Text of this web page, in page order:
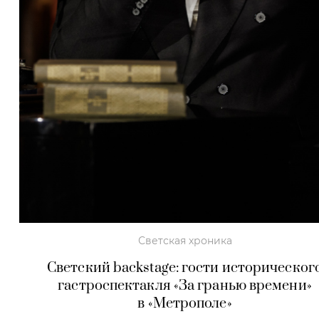
Светская хроника
Светский backstage: гости
гастроспектакля «За гранью времени»
в «Метрополе»